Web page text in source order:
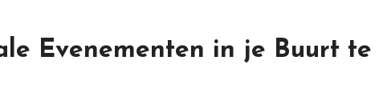
Evenementen in je Buurt te